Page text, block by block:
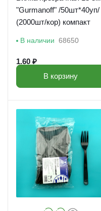
"Gurmanoff" /50шт*40уп/
(2000шт/кор) компакт
В наличии 68650
1.60 ₽
В корзину